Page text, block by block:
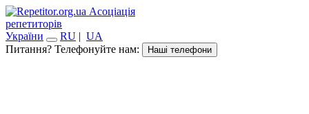
Асоціація
репетиторів
України
RU | UA
Питання? Телефонуйте нам:
Наші телефони